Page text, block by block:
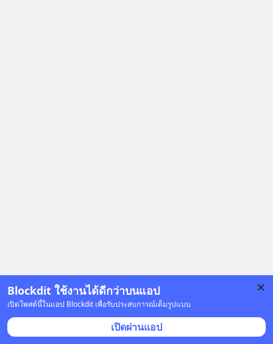
Blockdit ใช้งานได้ดีกว่าบนแอป
เปิดโพสต์นี้ในแอป Blockdit เพื่อรับประสบการณ์เต็มรูปแบบ
เปิดผ่านแอป
โฆษณา